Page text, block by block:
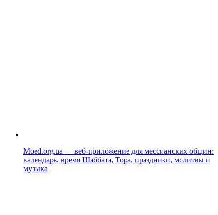
Moed.org.ua — веб-приложение для мессианских общин:
календарь, время Шаббата, Тора, праздники, молитвы и
музыка